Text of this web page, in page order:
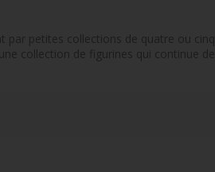
par petites collections de quatre ou cinq
collection de figurines qui continue de